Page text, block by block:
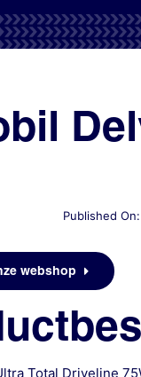
Published
webshop
Total Driveline